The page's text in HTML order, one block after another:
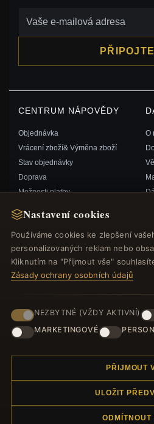
Nastavení cookies
Používáme cookies ke zlepšení
personalizovaných reklam nebo
Kliknutím na "Přijmout vše"
Zásady ochrany osobních údajů
NEZBYTNÉ (VŽDY AKTIVNÍ)
MARKETINGOVÉ
PŘIJMOUT
ULOŽIT
ODMÍTNOUT
CENTRUM NÁPOVĚDY
Objednávka
Vrácení zboží& Výměna zboží
Stav objednávky
Doprava
Možnosti platby
Kontaktujte nás
O
RYCHLÉ ODKAZY
Nové produkty
Speciální nabídky
Blog
Recenze
Přihlásit se
Náramek.com.